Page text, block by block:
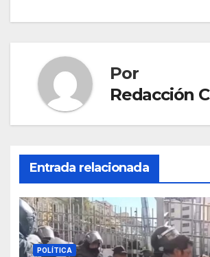
Por
Redacción
Entrada relacionada
POLÍTICA